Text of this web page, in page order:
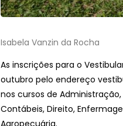
Isabela Vanzin da Rocha
As inscrições para o
outubro pelo endereço
nos cursos de
Contábeis, Direito,